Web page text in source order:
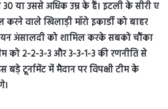
या उससे अधिक उम्र के हैं। इटली के सीरी ए
वाले खिलाड़ी मॉरो इकार्डी को बाहर
अंसालदी को शामिल करके सबको चौंका
को 2-2-3-3 और 3-3-1-3 की रणनीति से
टूर्नामेंट में मैदान पर विपक्षी टीम के